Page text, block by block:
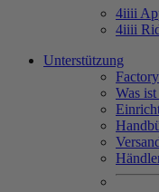
4iiii
4iiii
Unterstützung
Was